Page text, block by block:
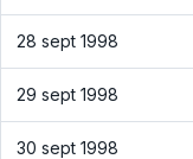
28 sept 1998
29 sept 1998
30 sept 1998